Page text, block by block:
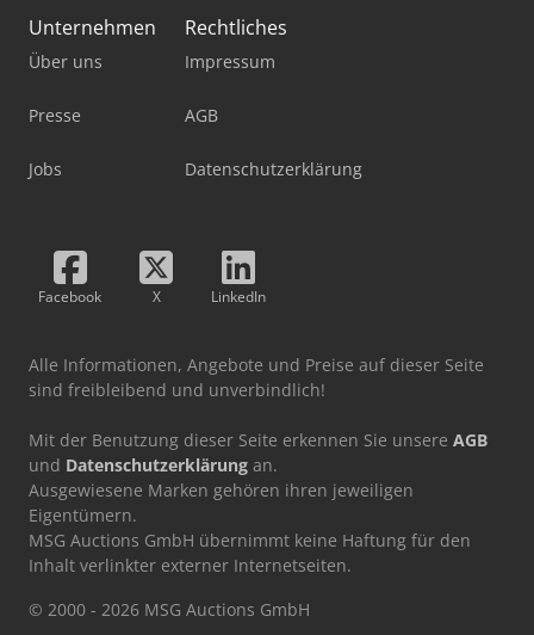
Unternehmen
Über uns
Presse
Jobs
Rechtliches
Impressum
AGB
Datenschutzerklärung
Facebook X LinkedIn
Alle Informationen, Angebote und Preise auf dieser Seite
sind freibleibend und unverbindlich!
Mit der Benutzung dieser Seite erkennen Sie unsere AGB
und Datenschutzerklärung an.
Ausgewiesene Marken gehören ihren jeweiligen
Eigentümern.
MSG Auctions GmbH übernimmt keine Haftung für den
Inhalt verlinkter externer Internetseiten.
© 2000 - 2026 MSG Auctions GmbH